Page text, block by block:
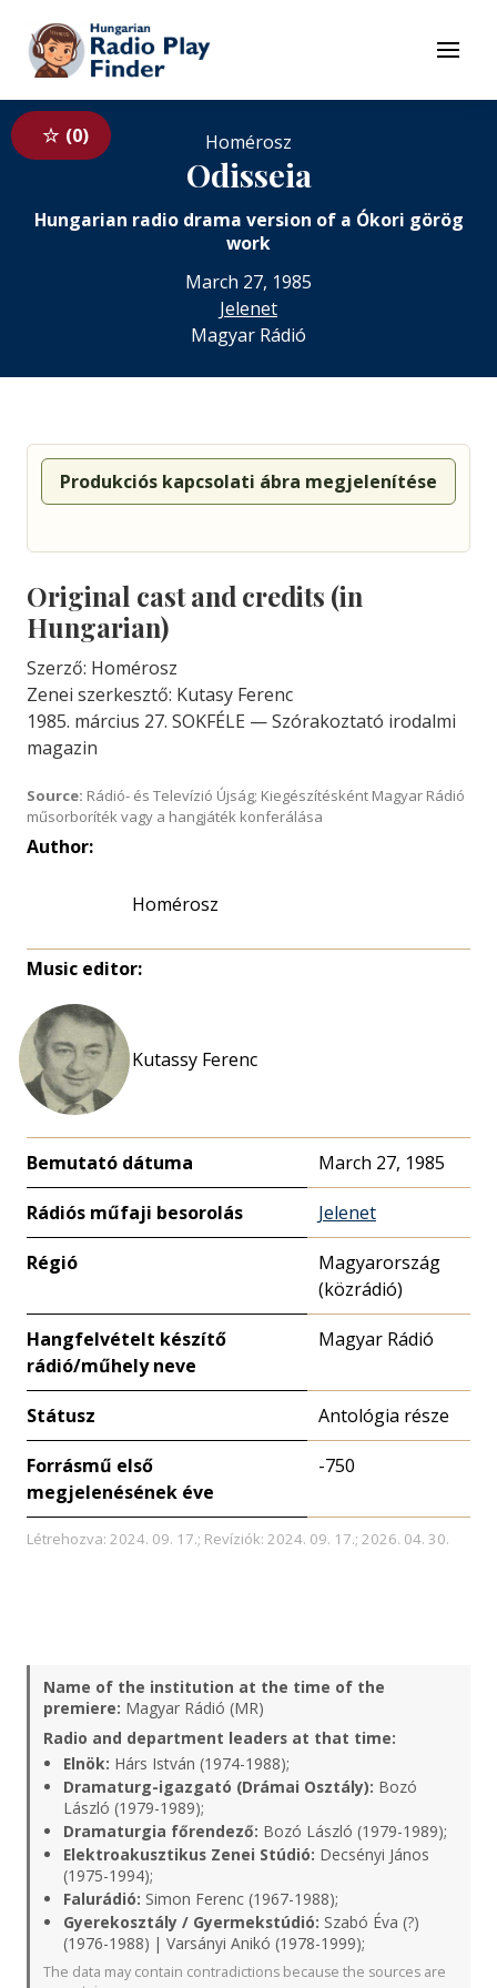
To contents
Menu
0 Homérosz
Odisseia
Hungarian radio drama version of a Ókori görög
work
March 27, 1985
Jelenet
Magyar Rádió
Produkciós kapcsolati ábra megjelenítése
Original cast and credits (in
Hungarian)
Szerző: Homérosz
Zenei szerkesztő: Kutasy Ferenc
1985. március 27. SOKFÉLE — Szórakoztató irodalmi
magazin
Source: Rádió- és Televízió Újság; Kiegészítésként Magyar Rádió
műsorboríték vagy a hangjáték konferálása
Author:
Homérosz
Music editor:
Kutassy Ferenc
Bemutató dátuma March 27, 1985
Rádiós műfaji besorolás Jelenet
Régió
Magyarország
(közrádió)
Hangfelvételt készítő
rádió/műhely neve
Magyar Rádió
Státusz Antológia része
Forrásmű első
megjelenésének éve
-750
Létrehozva: 2024. 09. 17.; Revíziók: 2024. 09. 17.; 2026. 04. 30.
Name of the institution at the time of the
premiere: Magyar Rádió (MR)
Radio and department leaders at that time:
Elnök: Hárs István (1974-1988);
Dramaturg-igazgató (Drámai Osztály): Bozó
László (1979-1989);
Dramaturgia főrendező: Bozó László (1979-1989);
Elektroakusztikus Zenei Stúdió: Decsényi János
(1975-1994);
Falurádió: Simon Ferenc (1967-1988);
Gyerekosztály / Gyermekstúdió: Szabó Éva (?)
(1976-1988) | Varsányi Anikó (1978-1999);
The data may contain contradictions because the sources are